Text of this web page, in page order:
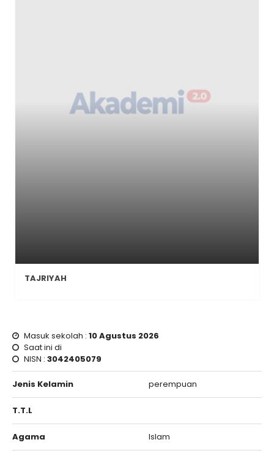
TAJRIYAH
Masuk sekolah : 10 Agustus 2026
Saat ini di
NISN : 3042405079
Jenis Kelamin perempuan
T.T.L
Agama Islam